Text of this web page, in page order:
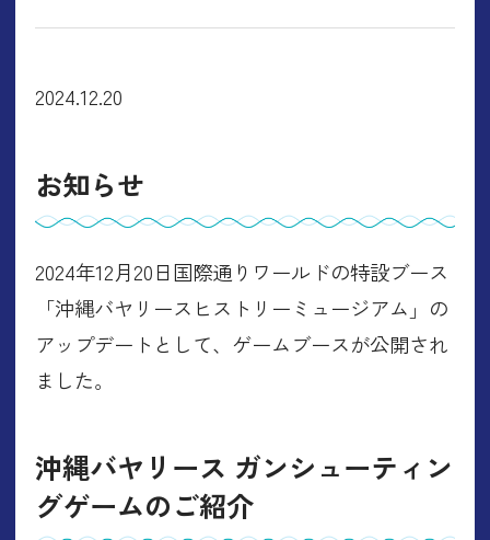
2024.12.20
お知らせ
2024年12月20日国際通りワールドの特設ブース
「沖縄バヤリースヒストリーミュージアム」の
アップデートとして、ゲームブースが公開され
ました。
沖縄バヤリース ガンシューティン
グゲームのご紹介